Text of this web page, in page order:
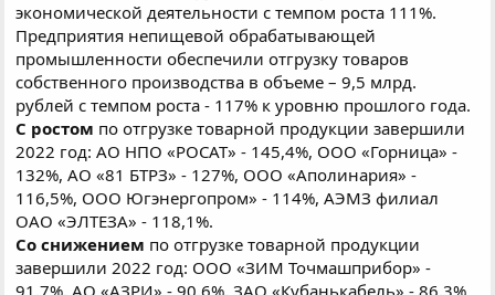
экономической деятельности с темпом роста 111%.
Предприятия непищевой обрабатывающей
промышленности обеспечили отгрузку товаров
собственного производства в объеме – 9,5 млрд.
рублей с темпом роста - 117% к уровню прошлого года.
С ростом по отгрузке товарной продукции завершили
2022 год: АО НПО «РОСАТ» - 145,4%, ООО «Горница» -
132%, АО «81 БТРЗ» - 127%, ООО «Аполинария» -
116,5%, ООО Югэнергопром» - 114%, АЭМЗ филиал
ОАО «ЭЛТЕЗА» - 118,1%.
Со снижением по отгрузке товарной продукции
завершили 2022 год: ООО «ЗИМ Точмашприбор» -
91,7%, АО «АЗРИ» - 90,6%, ЗАО «Кубанькабель» - 86,3%